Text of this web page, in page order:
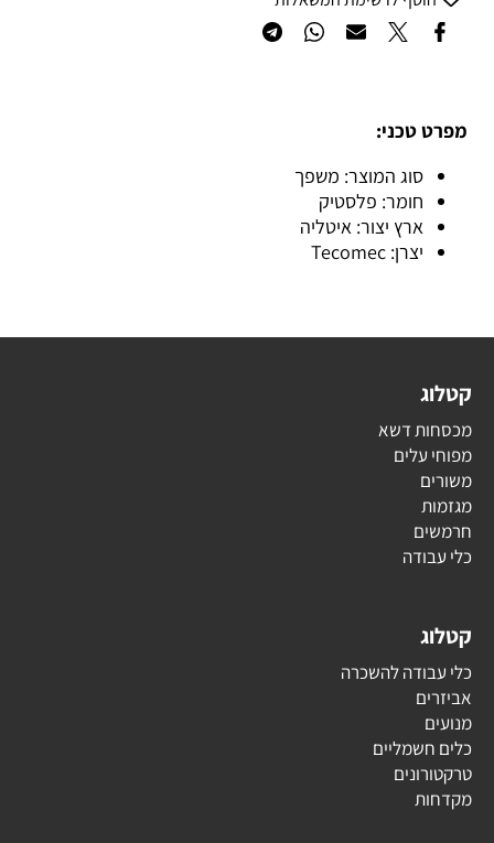
מפרט טכני:
סוג המוצר: משפך
חומר: פלסטיק
ארץ יצור: איטליה
יצרן: Tecomec
קטלוג
מכסחות דשא
מפוחי עלים
משורים
מגזמות
חרמשים
כלי עבודה
קטלוג
כלי עבודה להשכרה
אביזרים
מנועים
כלים חשמליים
טרקטורונים
מקדחות